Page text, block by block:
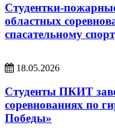
Студентки-
областных
спасательному
18.05.2026
Студенты ПКИТ
соревнованиях по
Победы»